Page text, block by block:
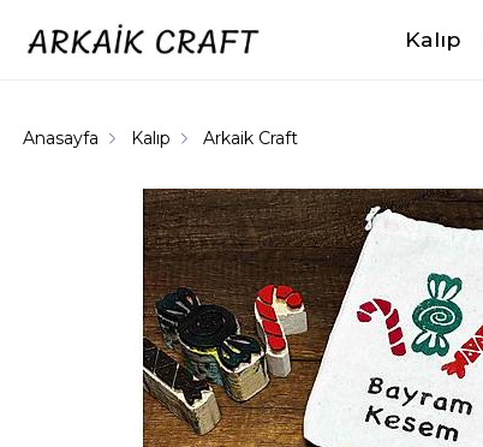
Kalıp
Anasayfa Kalıp Arkaik Craft